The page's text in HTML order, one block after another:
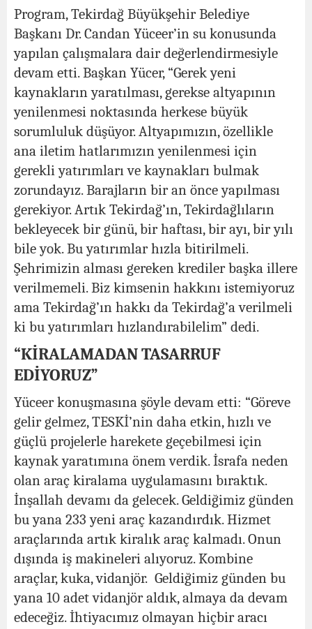
Program, Tekirdağ Büyükşehir Belediye
Başkanı Dr. Candan Yüceer’in su konusunda
yapılan çalışmalara dair değerlendirmesiyle
devam etti. Başkan Yücer, “Gerek yeni
kaynakların yaratılması, gerekse altyapının
yenilenmesi noktasında herkese büyük
sorumluluk düşüyor. Altyapımızın, özellikle
ana iletim hatlarımızın yenilenmesi için
gerekli yatırımları ve kaynakları bulmak
zorundayız. Barajların bir an önce yapılması
gerekiyor. Artık Tekirdağ’ın, Tekirdağlıların
bekleyecek bir günü, bir haftası, bir ayı, bir yılı
bile yok. Bu yatırımlar hızla bitirilmeli.
Şehrimizin alması gereken krediler başka illere
verilmemeli. Biz kimsenin hakkını istemiyoruz
ama Tekirdağ’ın hakkı da Tekirdağ’a verilmeli
ki bu yatırımları hızlandırabilelim” dedi.
“KİRALAMADAN TASARRUF
EDİYORUZ”
Yüceer konuşmasına şöyle devam etti: “Göreve
gelir gelmez, TESKİ’nin daha etkin, hızlı ve
güçlü projelerle harekete geçebilmesi için
kaynak yaratımına önem verdik. İsrafa neden
olan araç kiralama uygulamasını bıraktık.
İnşallah devamı da gelecek. Geldiğimiz günden
bu yana 233 yeni araç kazandırdık. Hizmet
araçlarında artık kiralık araç kalmadı. Onun
dışında iş makineleri alıyoruz. Kombine
araçlar, kuka, vidanjör. Geldiğimiz günden bu
yana 10 adet vidanjör aldık, almaya da devam
edeceğiz. İhtiyacımız olmayan hiçbir aracı